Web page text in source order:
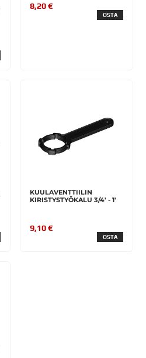
8,20 €
OSTA
KUULAVENTTIILIN
KIRISTYSTYÖKALU 3/4' - 1'
9,10 €
OSTA